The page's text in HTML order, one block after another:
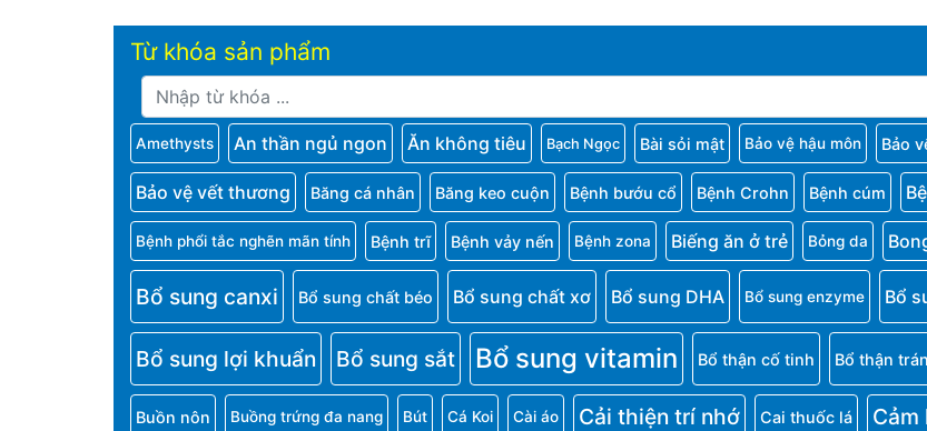
Từ khóa sản phẩm
Amethysts An thần ngủ ngon Ăn không tiêu Bạch Ngọc Bài sỏi mật Bảo vệ hậu môn Bảo
Bảo vệ vết thương Băng cá nhân Băng keo cuộn Bệnh bướu cổ Bệnh Crohn Bệnh cúm
Bệnh phổi tắc nghẽn mãn tính Bệnh trĩ Bệnh vảy nến Bệnh zona Biếng ăn ở trẻ Bỏng da
Bổ sung canxi Bổ sung chất béo Bổ sung chất xơ Bổ sung DHA Bổ sung enzyme Bổ
Bổ sung lợi khuẩn Bổ sung sắt Bổ sung vitamin Bổ thận cố tinh Bổ thận
Buồn nôn Buồng trứng đa nang Bút Cá Koi Cài áo Cải thiện trí nhớ Cai thuốc lá Cảm